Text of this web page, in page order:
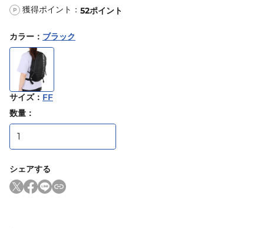
P 獲得ポイント： 52ポイント
カラー ： ブラック
サイズ： FF
数量：
シェアする